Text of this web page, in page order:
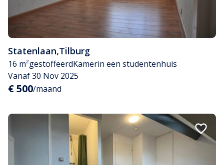
Statenlaan,Tilburg
16 m²gestoffeerdKamerin een studentenhuis
Vanaf 30 Nov 2025
€ 500/maand